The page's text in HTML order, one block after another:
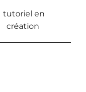
tutoriel en
création